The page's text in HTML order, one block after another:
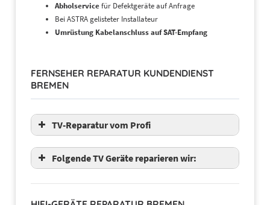
Abholservicefür Defektgeräte auf Anfrage
Bei ASTRA gelisteter Installateur
Umrüstung Kabelanschluss auf SAT-Empfang
FERNSEHER REPARATUR KUNDENDIENST
BREMEN
TV-Reparatur vom Profi
Folgende TV Geräte reparieren wir:
Samsung